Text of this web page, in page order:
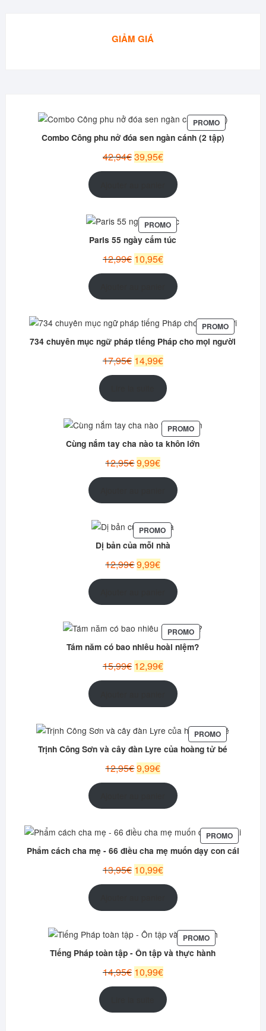
GIẢM GIÁ
PROMOPRODUIT
EN
PROMOTION
Combo Công phu nở đóa sen ngàn cánh (2 tập)
42,94€ Le
prix
39,95€Le
prix
actuel
est :
PROMOPRODUIT
EN
PROMOTION
Paris 55 ngày cấm túc
12,99€ Le
10,95€Le
actuel
est :
PROMOPRODUIT
EN
734 chuyên mục ngữ pháp tiếng Pháp cho mọi người
17,95€ Le
prix
14,99€Le
actuel
est :
PROMOPRODUIT
EN
PROMOTION
Cùng nắm tay cha nào ta khôn lớn
12,95€Le
9,99€Le
actuel
est :
PROMOPRODUIT
EN
PROMOTION
Dị bản của mỗi nhà
12,99€Le
9,99€Le
actuel
est :
PROMOPRODUIT
EN
PROMOTION
Tám năm có bao nhiêu hoài niệm?
15,99€ Le
prix
12,99€Le
prix
actuel
est :
PROMOPRODUIT
EN
PROMOTION
Trịnh Công Sơn và cây đàn Lyre của hoàng tử bé
12,95€Le
9,99€Le
actuel
est :
PROMOPRODUIT
EN
Phẩm cách cha mẹ - 66 điều cha mẹ muốn dạy con cái
13,95€ Le
prix
10,99€Le
prix
actuel
est :
PROMOPRODUIT
EN
PROMOTION
Tiếng Pháp toàn tập - Ôn tập và thực hành
14,95€ Le
10,99€Le
actuel
est :